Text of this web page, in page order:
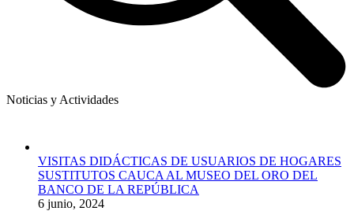
Noticias y Actividades
VISITAS DIDÁCTICAS DE USUARIOS DE HOGARES
SUSTITUTOS CAUCA AL MUSEO DEL ORO DEL
BANCO DE LA REPÚBLICA
6 junio, 2024